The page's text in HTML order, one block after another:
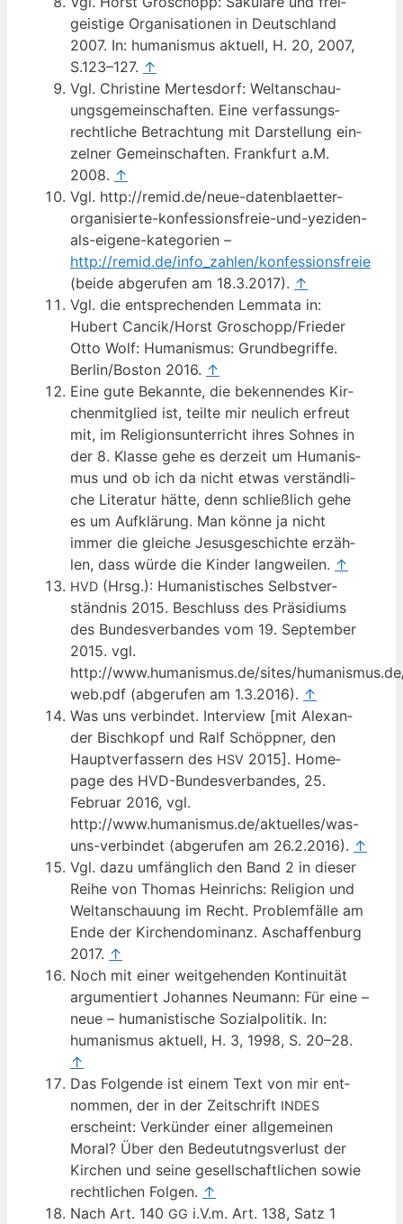
geis­ti­ge Orga­ni­sa­tio­nen in Deutsch­land
2007. In: huma­nis­mus aktu­ell, H. 20, 2007,
S.123–127. ↑
Vgl. Chris­ti­ne Mer­tes­dorf: Welt­an­schau­
ungs­ge­mein­schaf­ten. Eine ver­fas­sungs­
recht­li­che Betrach­tung mit Dar­stel­lung ein­
zel­ner Gemein­schaf­ten. Frank­furt a.M.
2008. ↑
Vgl. http://remid.de/neue-datenblaetter-
organisierte-konfessionsfreie-und-yeziden-
als-eigene-kategorien –
http://remid.de/info_zahlen/konfessionsfreie
(bei­de abge­ru­fen am 18.3.2017). ↑
Vgl. die ent­spre­chen­den Lem­ma­ta in:
Hubert Cancik/Horst Groschopp/Frieder
Otto Wolf: Huma­nis­mus: Grund­be­grif­fe.
Berlin/Boston 2016. ↑
Eine gute Bekann­te, die beken­nen­des Kir­
chen­mit­glied ist, teil­te mir neu­lich erfreut
mit, im Reli­gi­ons­un­ter­richt ihres Soh­nes in
der 8. Klas­se gehe es der­zeit um Huma­nis­
mus und ob ich da nicht etwas ver­ständ­li­
che Lite­ra­tur hät­te, denn schließ­lich gehe
es um Auf­klä­rung. Man kön­ne ja nicht
immer die glei­che Jesus­ge­schich­te erzäh­
len, dass wür­de die Kin­der lang­wei­len. ↑
HVD (Hrsg.): Huma­nis­ti­sches Selbst­ver­
ständ­nis 2015. Beschluss des Prä­si­di­ums
des Bun­des­ver­ban­des vom 19. Sep­tem­ber
2015. vgl.
http://www.humanismus.de/sites/
web.pdf (abge­ru­fen am 1.3.2016). ↑
Was uns ver­bin­det. Inter­view [mit Alex­an­
der Bisch­kopf und Ralf Schöpp­ner, den
Haupt­ver­fas­sern des HSV 2015]. Home­
page des HVD-Bun­des­ver­ban­des, 25.
Febru­ar 2016, vgl.
http://www.humanismus.de/aktuelles/was-
uns-verbindet (abge­ru­fen am 26.2.2016). ↑
Vgl. dazu umfäng­lich den Band 2 in die­ser
Rei­he von Tho­mas Hein­richs: Reli­gi­on und
Welt­an­schau­ung im Recht. Pro­blem­fäl­le am
Ende der Kir­chen­do­mi­nanz. Aschaf­fen­burg
2017. ↑
Noch mit einer weit­ge­hen­den Kon­ti­nui­tät
argu­men­tiert Johan­nes Neu­mann: Für eine –
neue – huma­nis­ti­sche Sozi­al­po­li­tik. In:
huma­nis­mus aktu­ell, H. 3, 1998, S. 20–28.
↑
Das Fol­gen­de ist einem Text von mir ent­
nom­men, der in der Zeit­schrift INDES
erscheint: Ver­kün­der einer all­ge­mei­nen
Moral? Über den Bedeu­tutngs­ver­lust der
Kir­chen und sei­ne gesell­schaft­li­chen sowie
recht­li­chen Fol­gen. ↑
Nach Art. 140 GG i.V.m. Art. 138, Satz 1